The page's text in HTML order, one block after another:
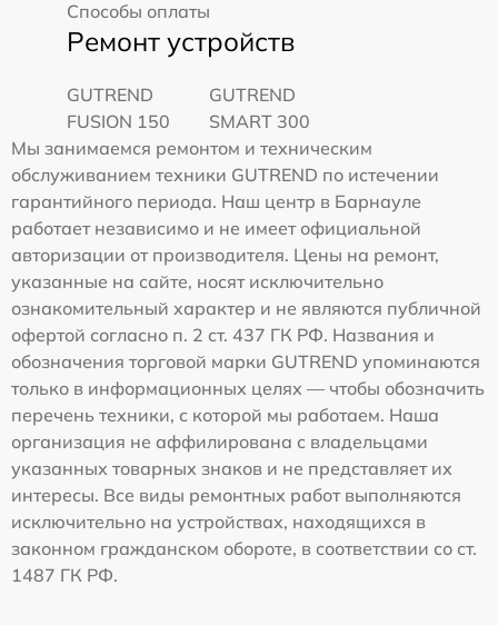
Способы оплаты
Ремонт устройств
GUTREND
FUSION 150
GUTREND
SMART 300
Мы занимаемся ремонтом и техническим
обслуживанием техники GUTREND по истечении
гарантийного периода. Наш центр в Барнауле
работает независимо и не имеет официальной
авторизации от производителя. Цены на ремонт,
указанные на сайте, носят исключительно
ознакомительный характер и не являются публичной
офертой согласно п. 2 ст. 437 ГК РФ. Названия и
обозначения торговой марки GUTREND упоминаются
только в информационных целях — чтобы обозначить
перечень техники, с которой мы работаем. Наша
организация не аффилирована с владельцами
указанных товарных знаков и не представляет их
интересы. Все виды ремонтных работ выполняются
исключительно на устройствах, находящихся в
законном гражданском обороте, в соответствии со ст.
1487 ГК РФ.